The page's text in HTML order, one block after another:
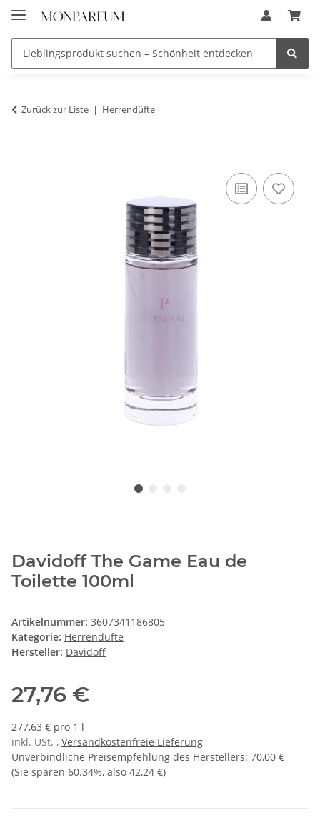
Zurück zur Liste Herrendüfte
Davidoff The Game Eau de
Toilette 100ml
Artikelnummer: 3607341186805
Kategorie: Herrendüfte
Hersteller: Davidoff
27,76 €
277,63 € pro 1 l
inkl. USt. , Versandkostenfreie Lieferung
Unverbindliche Preisempfehlung des Herstellers: 70,00 €
(Sie sparen 60.34%, also 42,24 €)